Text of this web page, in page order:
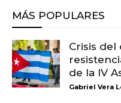
MÁS POPULARES
Crisis
de la IV
Gabriel Vera